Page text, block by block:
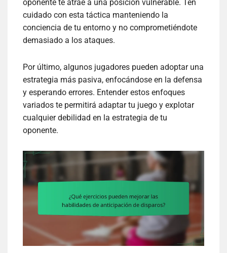
oponente te atrae a una posición vulnerable. Ten
cuidado con esta táctica manteniendo la
conciencia de tu entorno y no comprometiéndote
demasiado a los ataques.
Por último, algunos jugadores pueden adoptar una
estrategia más pasiva, enfocándose en la defensa
y esperando errores. Entender estos enfoques
variados te permitirá adaptar tu juego y explotar
cualquier debilidad en la estrategia de tu
oponente.